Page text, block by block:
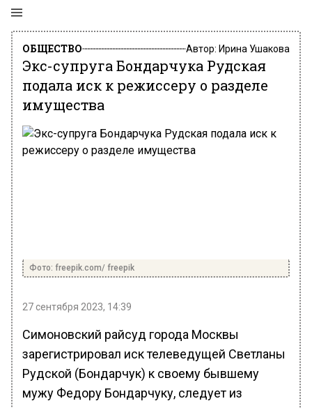
ОБЩЕСТВО Автор: Ирина Ушакова
Экс-супруга Бондарчука Рудская
подала иск к режиссеру о разделе
имущества
Фото: freepik.com/ freepik
27 сентября 2023, 14:39
Симоновский райсуд города Москвы
зарегистрировал иск телеведущей Светланы
Рудской (Бондарчук) к своему бывшему
мужу Федору Бондарчуку, следует из